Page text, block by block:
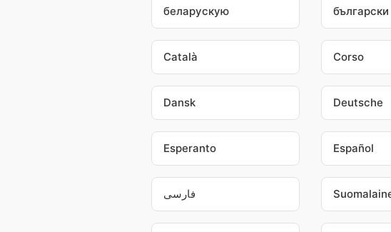
беларускую български
Català Corso
Dansk Deutsche
Esperanto Español
فارسی